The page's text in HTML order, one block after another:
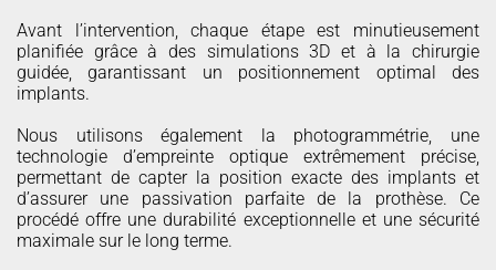
Avant l’intervention, chaque étape est minutieusement
planifiée grâce à des simulations 3D et à la chirurgie
guidée, garantissant un positionnement optimal des
implants.
Nous utilisons également la photogrammétrie, une
technologie d’empreinte optique extrêmement précise,
permettant de capter la position exacte des implants et
d’assurer une passivation parfaite de la prothèse. Ce
procédé offre une durabilité exceptionnelle et une sécurité
maximale sur le long terme.